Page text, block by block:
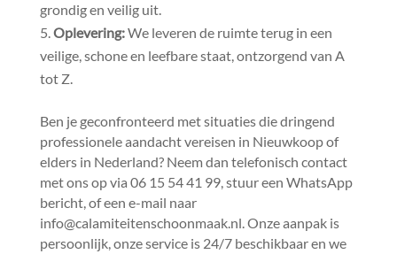
grondig en veilig uit.​
Oplevering:We leveren de ruimte terug in een
veilige, schone en leefbare staat, ontzorgend van A
tot Z.​
Ben je geconfronteerd met situaties die dringend
professionele aandacht vereisen in Nieuwkoop of
elders in Nederland? Neem dan telefonisch contact
met ons op via 06 15 54 41 99, stuur een WhatsApp
bericht, of een e-mail naar
info@calamiteitenschoonmaak.​nl.​ Onze aanpak is
persoonlijk, onze service is 24/7 beschikbaar en we